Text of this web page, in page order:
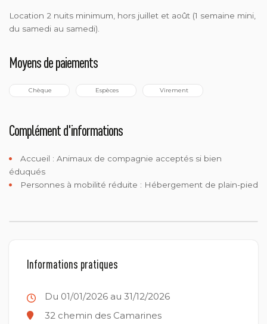
Location 2 nuits minimum, hors juillet et août (1 semaine mini,
du samedi au samedi).
Moyens de paiements
Chèque Espèces Virement
Complément d'informations
Accueil : Animaux de compagnie acceptés si bien
éduqués
Personnes à mobilité réduite : Hébergement de plain-pied
Informations pratiques
Du 01/01/2026 au 31/12/2026
32 chemin des Camarines